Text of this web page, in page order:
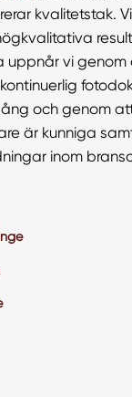
kvalitetstak.
uppnår vi
och genom
är kunniga
inom